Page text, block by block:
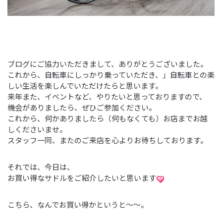
ブログにご協力いただきまして、ありがとうございました。
これから、自転車にしっかり乗っていただき、」自転車との楽
しい生活を楽しんでいただけたらと思います。
来年また、イベントなど、やりたいと思っておりますので、
機会がありましたら、ぜひご参加ください。
これから、何かありましたら（何もなくても）お店までお越
しくださいませ。
スタッフ一同、またのご来店を心よりお待ちしております。
それでは、今日は、
お買い得なサドルをご紹介したいと思います
こちら、なんでお買い得かというと～～。